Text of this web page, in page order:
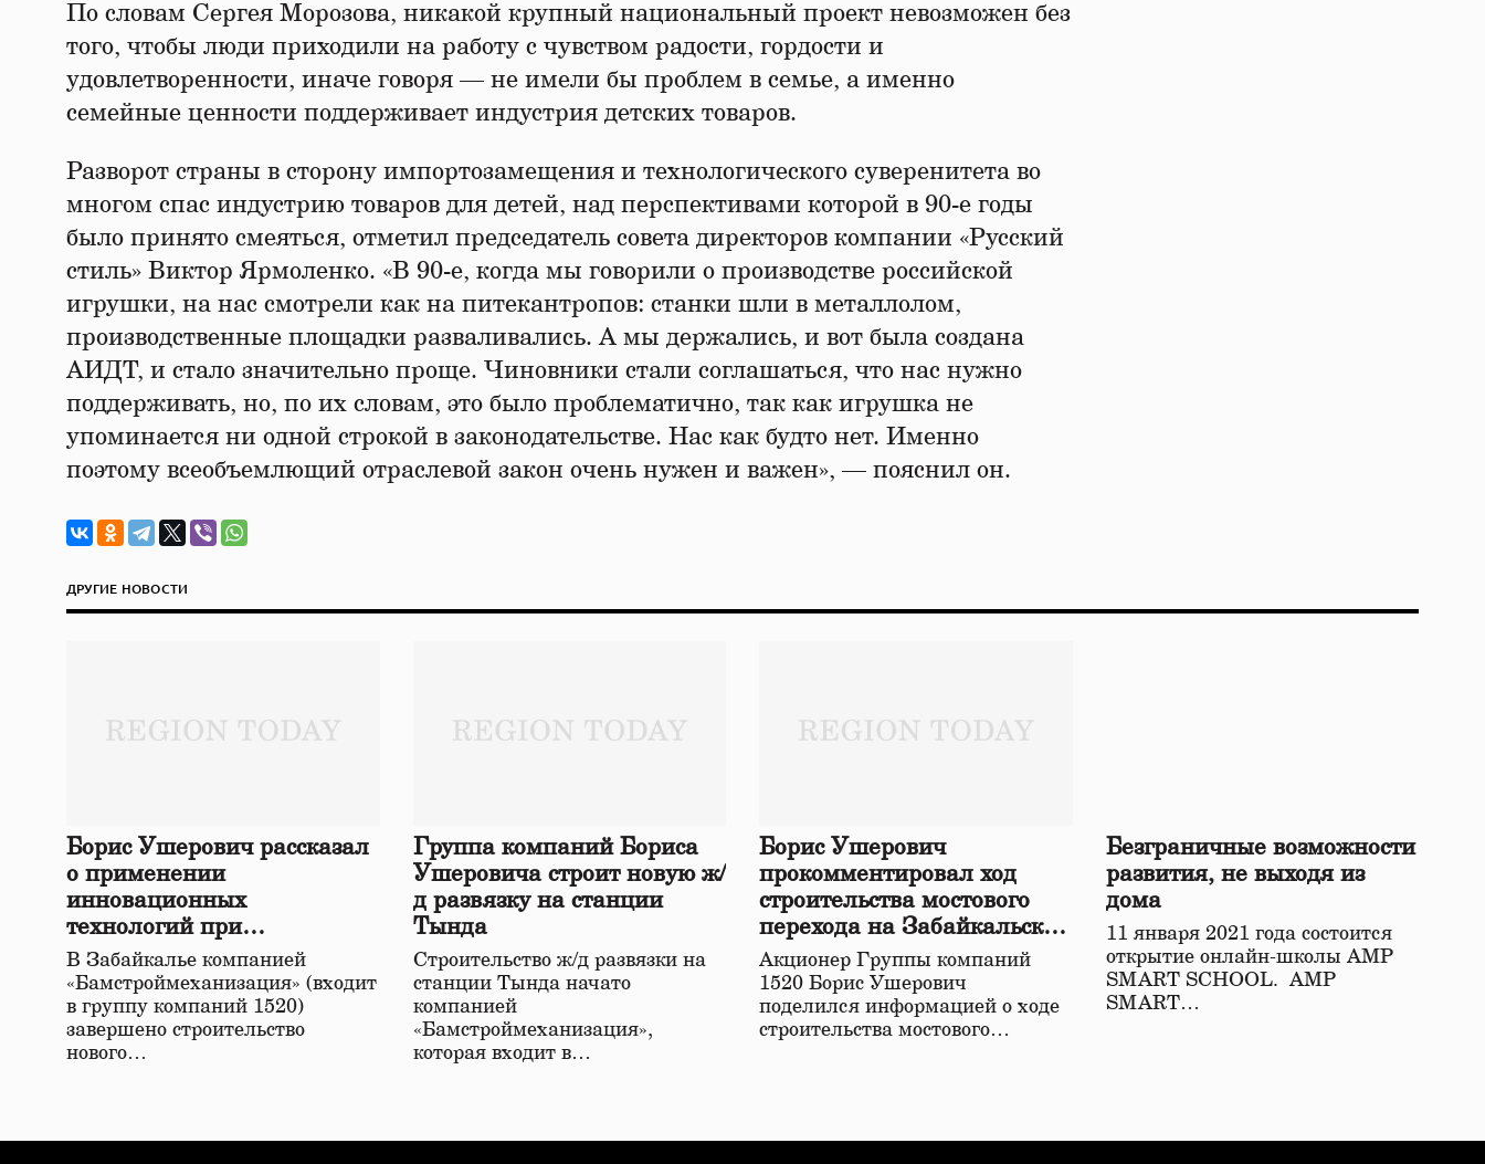
По словам Сергея Морозова, никакой крупный национальный проект невозможен без
того, чтобы люди приходили на работу с чувством радости, гордости и
удовлетворенности, иначе говоря — не имели бы проблем в семье, а именно
семейные ценности поддерживает индустрия детских товаров.
Разворот страны в сторону импортозамещения и технологического суверенитета во
многом спас индустрию товаров для детей, над перспективами которой в 90-е годы
было принято смеяться, отметил председатель совета директоров компании «Русский
стиль» Виктор Ярмоленко. «В 90-е, когда мы говорили о производстве российской
игрушки, на нас смотрели как на питекантропов: станки шли в металлолом,
производственные площадки разваливались. А мы держались, и вот была создана
АИДТ, и стало значительно проще. Чиновники стали соглашаться, что нас нужно
поддерживать, но, по их словам, это было проблематично, так как игрушка не
упоминается ни одной строкой в законодательстве. Нас как будто нет. Именно
поэтому всеобъемлющий отраслевой закон очень нужен и важен», — пояснил он.
ДРУГИЕ НОВОСТИ
Борис Ушерович рассказал
о применении
инновационных
технологий при
строительстве нового моста
в Забайкалье
В Забайкалье компанией
«Бамстроймеханизация» (входит
в группу компаний 1520)
завершено строительство
нового…
Группа компаний Бориса
Ушеровича строит новую ж/
д развязку на станции
Тында
Строительство ж/д развязки на
станции Тында начато
компанией
«Бамстроймеханизация»,
которая входит в…
Борис Ушерович
прокомментировал ход
строительства мостового
перехода на Забайкальской
железной дороге
Акционер Группы компаний
1520 Борис Ушерович
поделился информацией о ходе
строительства мостового…
Безграничные возможности
развития, не выходя из
дома
11 января 2021 года состоится
открытие онлайн-школы АМР
SMART SCHOOL. АМР
SMART…